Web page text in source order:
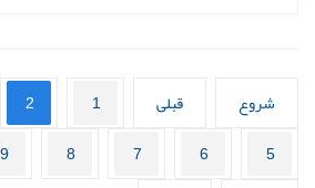
شروع قبلی 1
2
5
6
7
8
9